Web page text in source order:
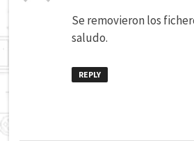
Se removieron los
saludo.
REPLY